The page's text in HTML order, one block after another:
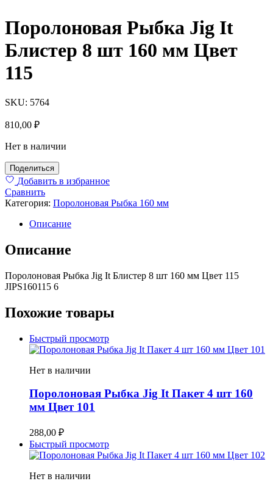
Поролоновая Рыбка Jig It
Блистер 8 шт 160 мм Цвет
115
SKU: 5764
810,00 ₽
Нет в наличии
Поделиться
Добавить в избранное
Сравнить
Категория: Поролоновая Рыбка 160 мм
Описание
Описание
Поролоновая Рыбка Jig It Блистер 8 шт 160 мм Цвет 115
JIPS160115 6
Похожие товары
Быстрый просмотр
Нет в наличии
Поролоновая Рыбка Jig It Пакет 4 шт 160
мм Цвет 101
288,00 ₽
Быстрый просмотр
Нет в наличии